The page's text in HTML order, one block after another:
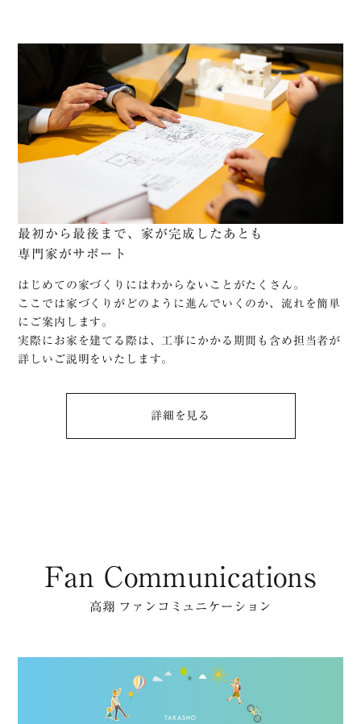
最初から最後まで、家が完成したあとも
専門家がサポート
はじめての家づくりにはわからないことがたくさん。
ここでは家づくりがどのように進んでいくのか、流れを簡単
にご案内します。
実際にお家を建てる際は、工事にかかる期間も含め担当者が
詳しいご説明をいたします。
詳細を⾒る
Fan Communications
高翔 ファンコミュニケーション